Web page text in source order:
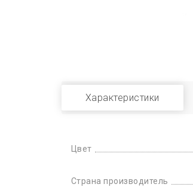
Характеристики
Цвет
Страна производитель